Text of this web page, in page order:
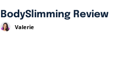
BodySlimming Review
Valerie